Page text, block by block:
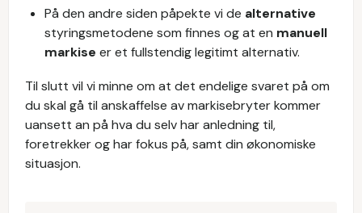
På den andre siden påpekte vi de alternative
styringsmetodene som finnes og at en manuell
markise er et fullstendig legitimt alternativ.
Til slutt vil vi minne om at det endelige svaret på om
du skal gå til anskaffelse av markisebryter kommer
uansett an på hva du selv har anledning til,
foretrekker og har fokus på, samt din økonomiske
situasjon.